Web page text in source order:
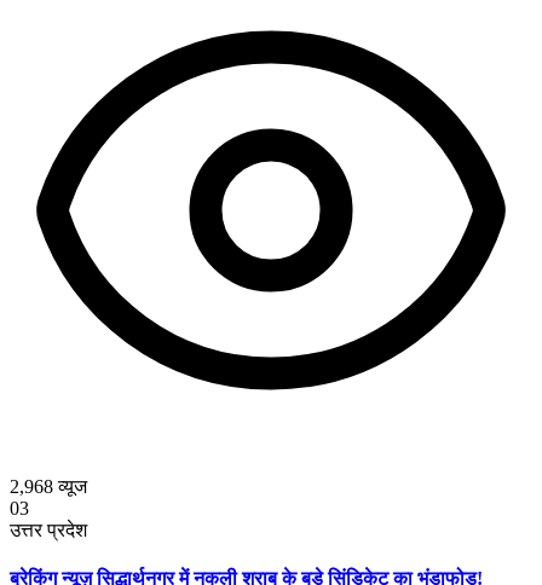
2,968व्यूज
03
उत्तर प्रदेश
ब्रेकिंग न्यूज़ सिद्धार्थनगर में नकली शराब के बड़े सिंडिकेट का भंडाफोड़!